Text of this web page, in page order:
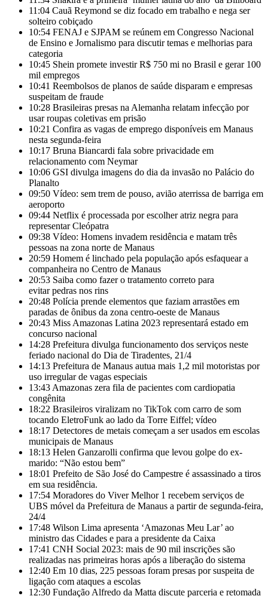
11:04 Cauã Reymond se diz focado em trabalho e nega ser
solteiro cobiçado
10:54 FENAJ e SJPAM se reúnem em Congresso Nacional
de Ensino e Jornalismo para discutir temas e melhorias para
categoria
10:45 Shein promete investir R$ 750 mi no Brasil e gerar 100
mil empregos
10:41 Reembolsos de planos de saúde disparam e empresas
suspeitam de fraude
10:28 Brasileiras presas na Alemanha relatam infecção por
usar roupas coletivas em prisão
10:21 Confira as vagas de emprego disponíveis em Manaus
nesta segunda-feira
10:17 Bruna Biancardi fala sobre privacidade em
relacionamento com Neymar
10:06 GSI divulga imagens do dia da invasão no Palácio do
Planalto
09:50 Vídeo: sem trem de pouso, avião aterrissa de barriga em
aeroporto
09:44 Netflix é processada por escolher atriz negra para
representar Cleópatra
09:38 Vídeo: Homens invadem residência e matam três
pessoas na zona norte de Manaus
20:59 Homem é linchado pela população após esfaquear a
companheira no Centro de Manaus
20:53 Saiba como fazer o tratamento correto para
evitar pedras nos rins
20:48 Polícia prende elementos que faziam arrastões em
paradas de ônibus da zona centro-oeste de Manaus
20:43 Miss Amazonas Latina 2023 representará estado em
concurso nacional
14:28 Prefeitura divulga funcionamento dos serviços neste
feriado nacional do Dia de Tiradentes, 21/4
14:13 Prefeitura de Manaus autua mais 1,2 mil motoristas por
uso irregular de vagas especiais
13:43 Amazonas zera fila de pacientes com cardiopatia
congênita
18:22 Brasileiros viralizam no TikTok com carro de som
tocando EletroFunk ao lado da Torre Eiffel; vídeo
18:17 Detectores de metais começam a ser usados em escolas
municipais de Manaus
18:13 Helen Ganzarolli confirma que levou golpe do ex-
marido: “Não estou bem”
18:01 Prefeito de São José do Campestre é assassinado a tiros
em sua residência.
17:54 Moradores do Viver Melhor 1 recebem serviços de
UBS móvel da Prefeitura de Manaus a partir de segunda-feira,
24/4
17:48 Wilson Lima apresenta ‘Amazonas Meu Lar’ ao
ministro das Cidades e para a presidente da Caixa
17:41 CNH Social 2023: mais de 90 mil inscrições são
realizadas nas primeiras horas após a liberação do sistema
12:40 Em 10 dias, 225 pessoas foram presas por suspeita de
ligação com ataques a escolas
12:30 Fundação Alfredo da Matta discute parceria e retomada